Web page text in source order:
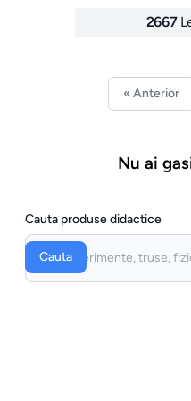
2667
« Anterior
Nu ai
Cauta produse didactice
Cauta